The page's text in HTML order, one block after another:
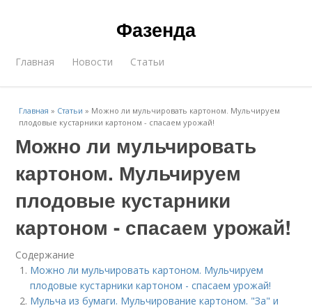
Фазенда
Главная Новости Статьи
Главная » Статьи » Можно ли мульчировать картоном. Мульчируем
плодовые кустарники картоном - спасаем урожай!
Можно ли мульчировать
картоном. Мульчируем
плодовые кустарники
картоном - спасаем урожай!
Содержание
Можно ли мульчировать картоном. Мульчируем
плодовые кустарники картоном - спасаем урожай!
Мульча из бумаги. Мульчирование картоном. "За" и